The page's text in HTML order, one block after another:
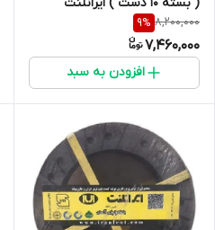
8,200,000
9%
7,460,000
افزودن به سبد